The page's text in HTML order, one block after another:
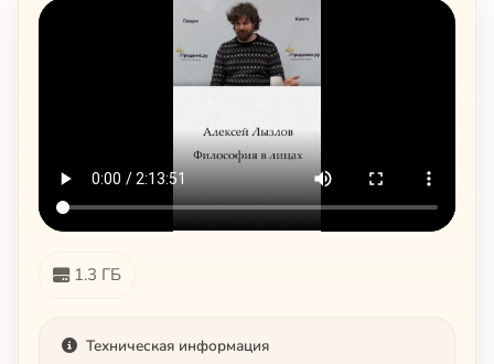
1.3 ГБ
Техническая информация